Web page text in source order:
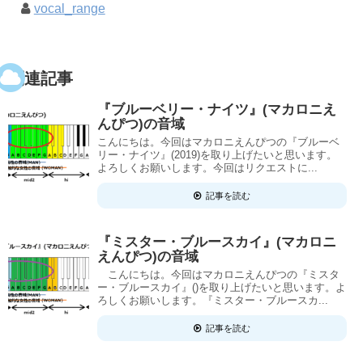
vocal_range
関連記事
『ブルーベリー・ナイツ』(マカロニえ
んぴつ)の音域
こんにちは。今回はマカロニえんぴつの『ブルーベ
リー・ナイツ』(2019)を取り上げたいと思います。
よろしくお願いします。今回はリクエストに...
記事を読む
『ミスター・ブルースカイ』(マカロニ
えんぴつ)の音域
こんにちは。今回はマカロニえんぴつの『ミスタ
ー・ブルースカイ』()を取り上げたいと思います。よ
ろしくお願いします。『ミスター・ブルースカ...
記事を読む